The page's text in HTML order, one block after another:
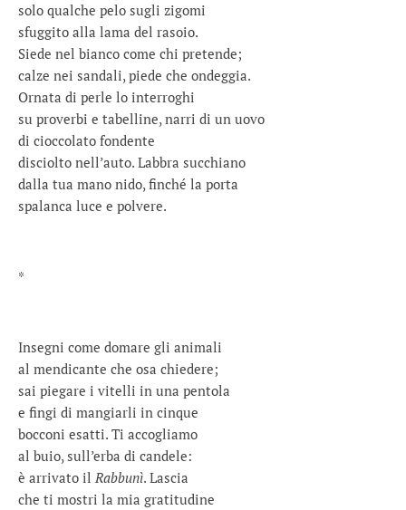
solo qualche pelo sugli zigomi
sfuggito alla lama del rasoio.
Siede nel bianco come chi pretende;
calze nei sandali, piede che ondeggia.
Ornata di perle lo interroghi
su proverbi e tabelline, narri di un uovo
di cioccolato fondente
disciolto nell’auto. Labbra succhiano
dalla tua mano nido, finché la porta
spalanca luce e polvere.
*
Insegni come domare gli animali
al mendicante che osa chiedere;
sai piegare i vitelli in una pentola
e fingi di mangiarli in cinque
bocconi esatti. Ti accogliamo
al buio, sull’erba di candele:
è arrivato il Rabbunì. Lascia
che ti mostri la mia gratitudine